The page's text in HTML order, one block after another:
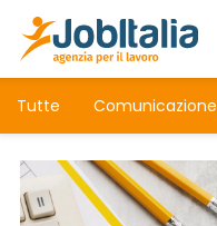
Tutte Comunicazione